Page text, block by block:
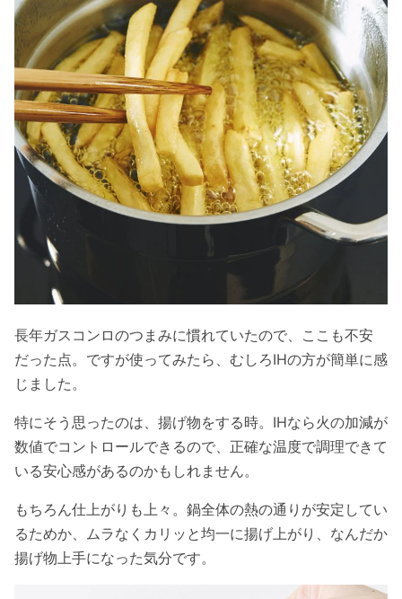
長年ガスコンロのつまみに慣れていたので、ここも不安
だった点。ですが使ってみたら、むしろIHの方が簡単に感
じました。
特にそう思ったのは、揚げ物をする時。IHなら火の加減が
数値でコントロールできるので、正確な温度で調理できて
いる安心感があるのかもしれません。
もちろん仕上がりも上々。鍋全体の熱の通りが安定してい
るためか、ムラなくカリッと均一に揚げ上がり、なんだか
揚げ物上手になった気分です。